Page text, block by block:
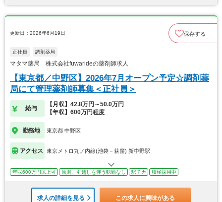
更新日：2026年6月19日 保存する
正社員 調剤薬局
マタマ薬局 株式会社fuwarideの薬剤師求人
【東京都／中野区】2026年7月オープン予定☆調剤薬
局にて管理薬剤師募集＜正社員＞
給与
【月収】42.8万円～50.0万円
【年収】600万円程度
勤務地 東京都 中野区
アクセス 東京メトロ丸ノ内線(池袋－荻窪) 新中野駅
年収600万円以上可 原則、引越しを伴う転勤なし 駅チカ 積極採用中
求人の詳細を見る この求人に興味がある